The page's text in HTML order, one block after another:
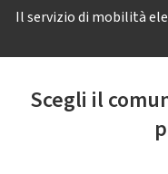
Il servizio di mobilità
Scegli il